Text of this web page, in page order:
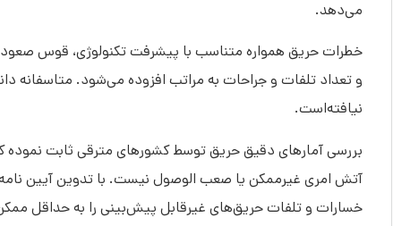
می‌دهد.
خطرات حریق همواره متناسب با پیشرفت تکنولوژی، قوس
و تعداد تلفات و جراحات به مراتب افزوده می‌شود. متاسفانه
نیافته‌است.
آتش امری غیرممکن یا صعب الوصول نیست. با تدوین آیین
خسارات و تلفات حریق‌های غیرقابل پیش‌بینی را به حداقل